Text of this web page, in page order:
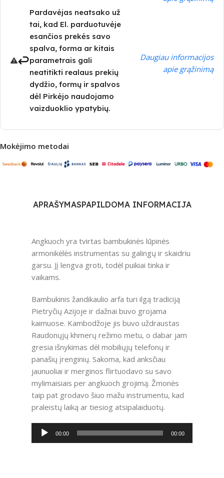
Pardavėjas neatsako už
tai, kad El. parduotuvėje
esančios prekės savo
spalva, forma ar kitais
parametrais gali
neatitikti realaus prekių
dydžio, formų ir spalvos
dėl Pirkėjo naudojamo
vaizduoklio ypatybių.
Daugiau informacijos
apie grąžinimą
Mokėjimo metodai
APRAŠYMASPAPILDOMA INFORMACIJA
Angkuoch yra tvirtas bambukinės lūpinės
armonikėlės instrumentas su galingų ir skaidriu
garsu. Jį lengva groti, todėl puikiai tinka ir
vaikams.
Bambukinis žandikaulio arfa turi ilgą tradiciją
Pietryčių Azijoje ir dažnai buvo grojama
kaimuose. Kambodžoje jis buvo uždraustas
Raudonųjų khmerų režimo metu, o dabar jam
gresia išnykimas dėl mobiliųjų telefonų ir
panašių įrenginių. Sakoma, kad anksčiau
jaunuoliai ir merginos flirtuodavo su savo
mylimaisiais per angkuoch grojimą. Žmonės
taip pat grodavo šiuo mažu instrumentu, kad
praleistų laiką ar tiesiog atsipalaiduotų.
Audio
00:00 00:00